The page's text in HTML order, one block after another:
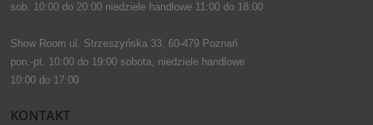
sob. 10:00 do 20:00 niedziele handlowe 11:00 do 18:00
Show Room ul. Strzeszyńska 33, 60-479 Poznań
pon.-pt. 10:00 do 19:00 sobota, niedziele handlowe
10:00 do 17:00
KONTAKT